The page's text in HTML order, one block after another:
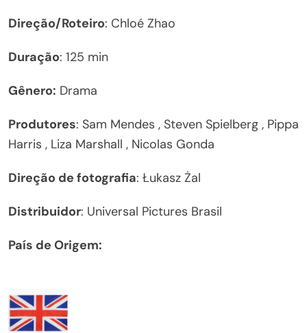
Direção/Roteiro: Chloé Zhao
Duração: 125 min
Gênero: Drama
Produtores: Sam Mendes , Steven Spielberg , Pippa
Harris , Liza Marshall , Nicolas Gonda
Direção de fotografia: Łukasz Żal
Distribuidor: Universal Pictures Brasil
País de Origem: